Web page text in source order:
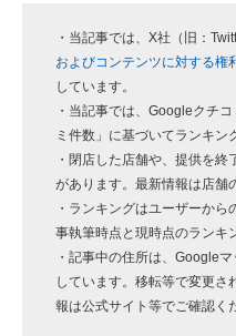
・当記事では、X社（旧：
およびコンテンツに対する権
しています。
・当記事では、Googleクチ
ミ件数」に基づいてランキン
・閉店した店舗や、提供を
があります。最新情報は店舗
・ランキングはユーザーか
事執筆時点と現時点のランキ
・記事中の住所は、Google
しています。移転等で変更さ
報は公式サイト等でご確認く